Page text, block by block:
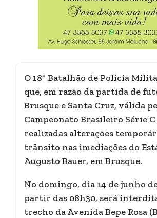
O 18º Batalhão de Polícia
que, em razão da partida de
Brusque e Santa Cruz, válida
Campeonato Brasileiro Série C
realizadas alterações
trânsito nas imediações do
Augusto Bauer, em Brusque.
No domingo, dia 14 de junho
partir das 08h30, será
trecho da Avenida Bepe Rosa